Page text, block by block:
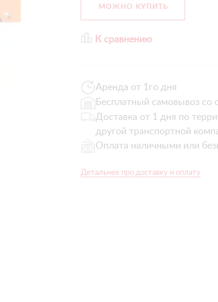
МОЖНО КУПИТЬ
К сравнению
Аренда от 1го дня
Бесплатный самовывоз со
Доставка от 1 дня по
другой транспортной
Оплата наличными или
Детальнее про доставку и оплату